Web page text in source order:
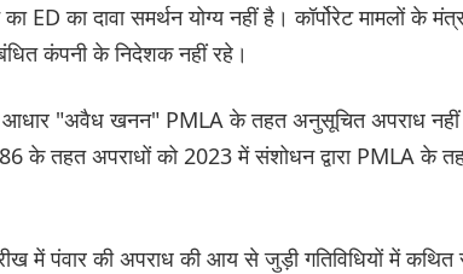
ED का दावा समर्थन योग्य नहीं है। कॉर्पोरेट मामलों के
कंपनी के निदेशक नहीं रहे।
आधार "अवैध खनन" PMLA के तहत अनुसूचित अपराध नहीं
के तहत अपराधों को 2023 में संशोधन द्वारा PMLA के
में पंवार की अपराध की आय से जुड़ी गतिविधियों में कथित